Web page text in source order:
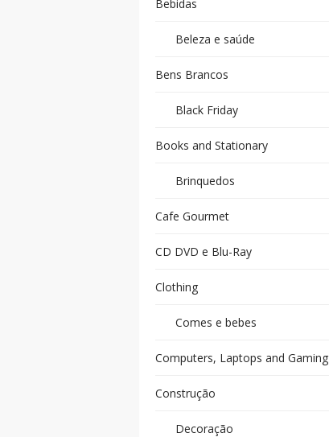
Bebidas
Beleza e saúde
Bens Brancos
Black Friday
Books and Stationary
Brinquedos
Cafe Gourmet
CD DVD e Blu-Ray
Clothing
Comes e bebes
Computers, Laptops and Gaming
Construção
Decoração